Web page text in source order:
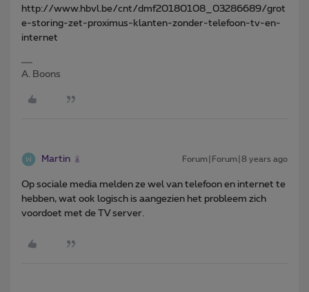
http://www.hbvl.be/cnt/dmf20180108_03286689/grot
e-storing-zet-proximus-klanten-zonder-telefoon-tv-en-
internet
A. Boons
Martin Forum|Forum|8 years ago
Op sociale media melden ze wel van telefoon en internet te
hebben, wat ook logisch is aangezien het probleem zich
voordoet met de TV server.